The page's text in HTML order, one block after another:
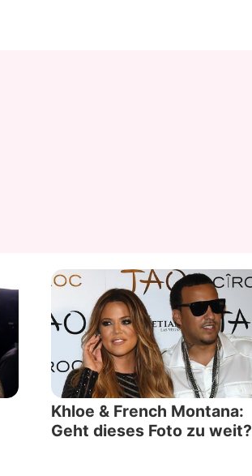
Khloe & French Montana:
Geht dieses Foto zu weit?